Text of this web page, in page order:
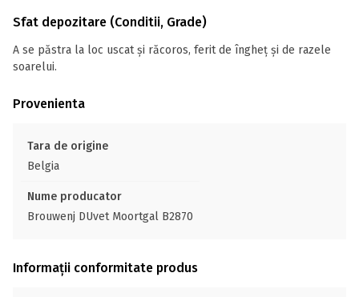
Sfat depozitare (Conditii, Grade)
A se păstra la loc uscat și răcoros, ferit de îngheț și de razele
soarelui.
Provenienta
Tara de origine
Belgia
Nume producator
Brouwenj DUvet Moortgal B2870
Informații conformitate produs